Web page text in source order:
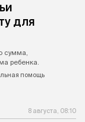
для
сумма,
ребенка.
помощь
8 августа, 08:10